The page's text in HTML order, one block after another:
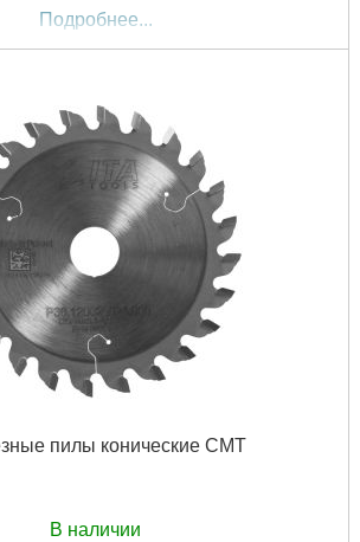
Подробнее...
пилы конические CMT
В наличии